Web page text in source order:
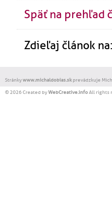
Späť na prehľad
Zdieľaj článok
Stránkywww.michaldobias.sk prevádzkuje
© 2026 Created byWebCreative.infoAll rights